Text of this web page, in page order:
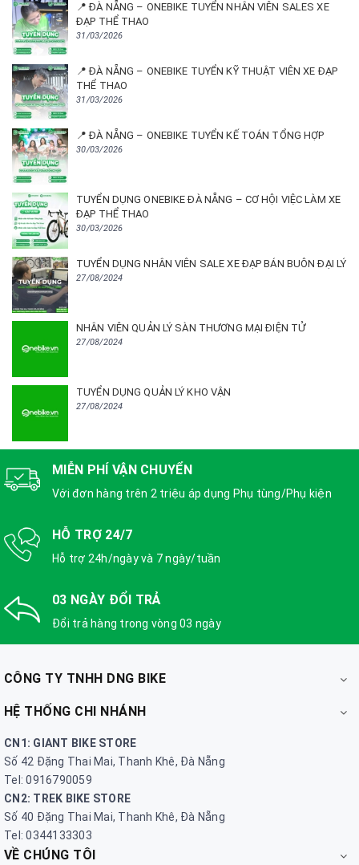
📍 ĐÀ NẴNG – ONEBIKE TUYỂN NHÂN VIÊN SALES XE
ĐẠP THỂ THAO
31/03/2026
📍 ĐÀ NẴNG – ONEBIKE TUYỂN KỸ THUẬT VIÊN XE ĐẠP
THỂ THAO
31/03/2026
📍 ĐÀ NẴNG – ONEBIKE TUYỂN KẾ TOÁN TỔNG HỢP
30/03/2026
TUYỂN DỤNG ONEBIKE ĐÀ NẴNG – CƠ HỘI VIỆC LÀM XE
ĐẠP THỂ THAO
30/03/2026
TUYỂN DỤNG NHÂN VIÊN SALE XE ĐẠP BÁN BUÔN ĐẠI LÝ
27/08/2024
NHÂN VIÊN QUẢN LÝ SÀN THƯƠNG MẠI ĐIỆN TỬ
27/08/2024
TUYỂN DỤNG QUẢN LÝ KHO VẬN
27/08/2024
MIỄN PHÍ VẬN CHUYỂN
Với đơn hàng trên 2 triệu áp dụng Phụ tùng/Phụ kiện
HỖ TRỢ 24/7
Hỗ trợ 24h/ngày và 7 ngày/tuần
03 NGÀY ĐỔI TRẢ
Đổi trả hàng trong vòng 03 ngày
CÔNG TY TNHH DNG BIKE
HỆ THỐNG CHI NHÁNH
CN1: GIANT BIKE STORE
Số 42 Đặng Thai Mai, Thanh Khê, Đà Nẵng
Tel: 0916790059
CN2: TREK BIKE STORE
Số 40 Đặng Thai Mai, Thanh Khê, Đà Nẵng
Tel: 0344133303
VỀ CHÚNG TÔI